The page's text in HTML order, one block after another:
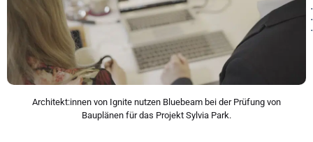
Architekt:innen von Ignite nutzen Bluebeam bei der Prüfung von
Bauplänen für das Projekt Sylvia Park.